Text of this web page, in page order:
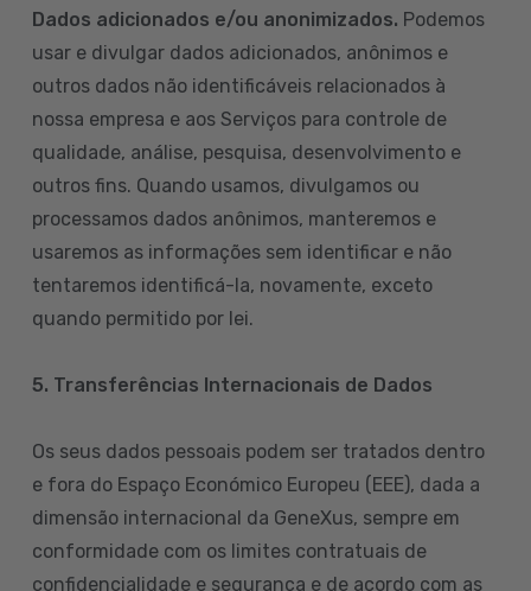
Dados adicionados e/ou anonimizados. Podemos
usar e divulgar dados adicionados, anônimos e
outros dados não identificáveis relacionados à
nossa empresa e aos Serviços para controle de
qualidade, análise, pesquisa, desenvolvimento e
outros fins. Quando usamos, divulgamos ou
processamos dados anônimos, manteremos e
usaremos as informações sem identificar e não
tentaremos identificá-la, novamente, exceto
quando permitido por lei.
5. Transferências Internacionais de Dados
Os seus dados pessoais podem ser tratados dentro
e fora do Espaço Económico Europeu (EEE), dada a
dimensão internacional da GeneXus, sempre em
conformidade com os limites contratuais de
confidencialidade e segurança e de acordo com as